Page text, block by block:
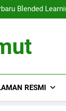
Blended
Blended
RESMI